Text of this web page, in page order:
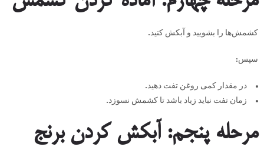
کشمش‌ها را بشویید و آبکش کنید.
سپس:
در مقدار کمی روغن تفت دهید.
زمان تفت نباید زیاد باشد تا کشمش نسوزد.
مرحله پنجم: آبکش کردن برنج